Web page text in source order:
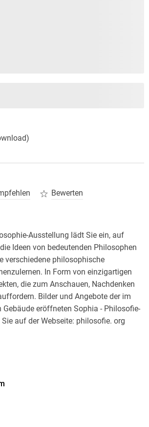
Bewerten
Ausstellung lädt Sie ein, auf
Ideen von bedeutenden Philosophen
verschiedene philosophische
In Form von einzigartigen
die zum Anschauen, Nachdenken
Bilder und Angebote der im
Gebäude eröffneten Sophia - Philosofie-
auf der Webseite: philosofie. org